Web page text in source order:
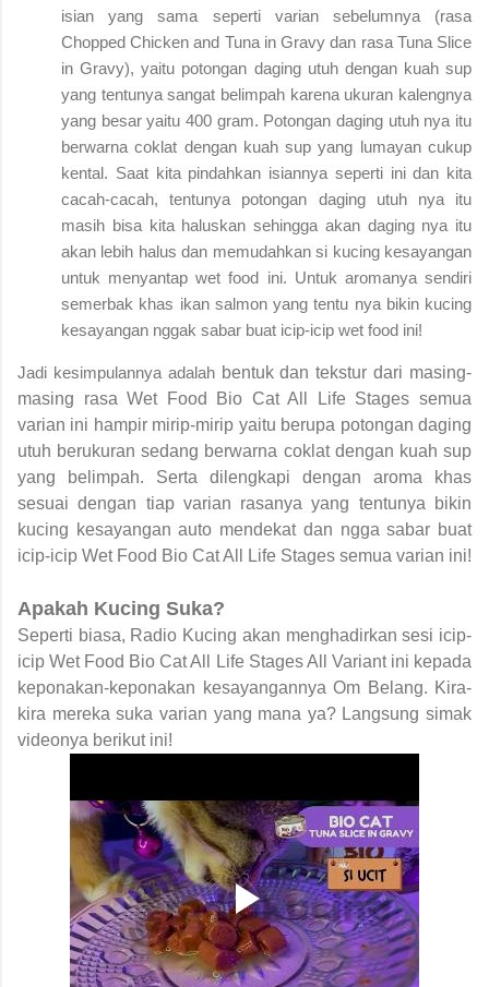
isian yang sama seperti varian sebelumnya (rasa
Chopped Chicken and Tuna in Gravy dan rasa Tuna Slice
in Gravy), yaitu potongan daging utuh dengan kuah sup
yang tentunya sangat belimpah karena ukuran kalengnya
yang besar yaitu 400 gram. Potongan daging utuh nya itu
berwarna coklat dengan kuah sup yang lumayan cukup
kental. Saat kita pindahkan isiannya seperti ini dan kita
cacah-cacah, tentunya potongan daging utuh nya itu
masih bisa kita haluskan sehingga akan daging nya itu
akan lebih halus dan memudahkan si kucing kesayangan
untuk menyantap wet food ini. Untuk aromanya sendiri
semerbak khas ikan salmon yang tentu nya bikin kucing
kesayangan nggak sabar buat icip-icip wet food ini!
Jadi kesimpulannya adalah bentuk dan tekstur dari masing-
masing rasa Wet Food Bio Cat All Life Stages semua
varian ini hampir mirip-mirip yaitu berupa potongan daging
utuh berukuran sedang berwarna coklat dengan kuah sup
yang belimpah. Serta dilengkapi dengan aroma khas
sesuai dengan tiap varian rasanya yang tentunya bikin
kucing kesayangan auto mendekat dan ngga sabar buat
icip-icip Wet Food Bio Cat All Life Stages semua varian ini!
Apakah Kucing Suka?
Seperti biasa, Radio Kucing akan menghadirkan sesi icip-
icipWet Food Bio Cat All Life Stages All Variantini kepada
keponakan-keponakan kesayangannya Om Belang. Kira-
kira mereka suka varian yang mana ya? Langsung simak
videonya berikut ini!